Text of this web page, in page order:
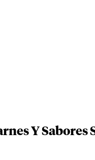
Y Sabores